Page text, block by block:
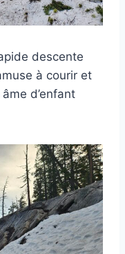
descente
à courir et
d’enfant